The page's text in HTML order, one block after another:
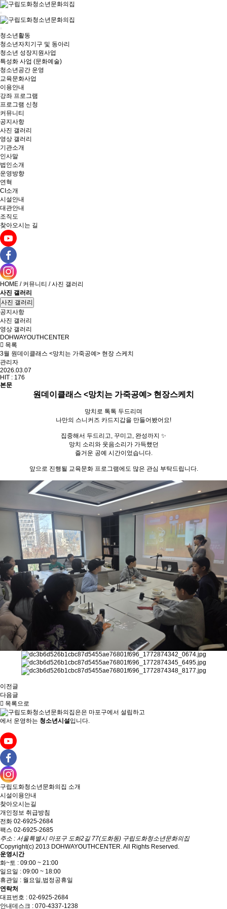
청소년활동
청소년자치기구 및 동아리
청소년 성장지원사업
특성화 사업 (문화예술)
청소년공간 운영
교육문화사업
이용안내
강좌 프로그램
프로그램 신청
커뮤니티
공지사항
사진 갤러리
영상 갤러리
기관소개
인사말
법인소개
운영방향
연혁
CI소개
시설안내
대관안내
조직도
찾아오시는 길
HOME / 커뮤니티 / 사진 갤러리
사진 갤러리
사진 갤러리
공지사항
사진 갤러리
영상 갤러리
DOHWAYOUTHCENTER
목록
3월 원데이클래스 <망치는 가죽공예> 현장 스케치
관리자
2026.03.07
HIT : 176
본문
원데이클래스 <망치는 가죽공예> 현장스케치
망치로 톡톡 두드리며
나만의 스니커즈 카드지갑을 만들어봤어요!
집중해서 두드리고, 꾸미고, 완성까지 ✨
망치 소리와 웃음소리가 가득했던
즐거운 공예 시간이었습니다.
앞으로 진행될 교육문화 프로그램에도 많은 관심 부탁드립니다.
이전글
다음글
목록으로
은 마포구에서 설립하고
에서 운영하는 청소년시설입니다.
구립도화청소년문화의집 소개
시설이용안내
찾아오시는길
개인정보 취급방침
전화 02-6925-2684
팩스 02-6925-2685
주소 : 서울특별시 마포구 도화2길 77(도화동) 구립도화청소년문화의집
Copyright(c) 2013 DOHWAYOUTHCENTER. All Rights Reserved.
운영시간
화~토 : 09:00 ~ 21:00
일요일 : 09:00 ~ 18:00
휴관일 : 월요일,법정공휴일
연락처
대표번호 : 02-6925-2684
안내데스크 : 070-4337-1238